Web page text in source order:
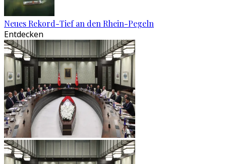
Neues Rekord-Tief an den Rhein-Pegeln
Entdecken